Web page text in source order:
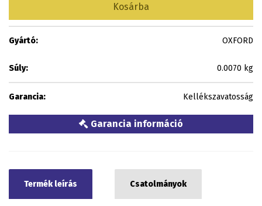
Kosárba
Gyártó: OXFORD
Súly: 0.0070 kg
Garancia: Kellékszavatosság
Garancia információ
Termék leírás Csatolmányok